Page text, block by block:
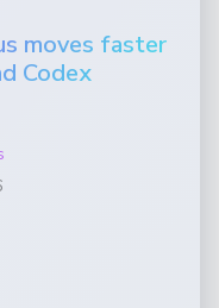
moves faster
Codex